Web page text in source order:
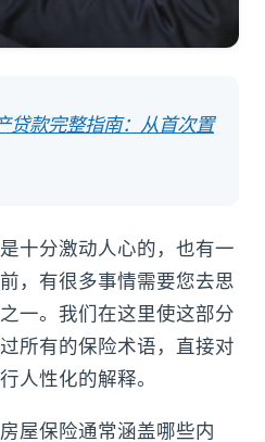
贷款完整指南：从首次置
十分激动人心的，也有一
，有很多事情需要您去思
一。我们在这里使这部分
所有的保险术语，直接对
人性化的解释。
屋保险通常涵盖哪些内